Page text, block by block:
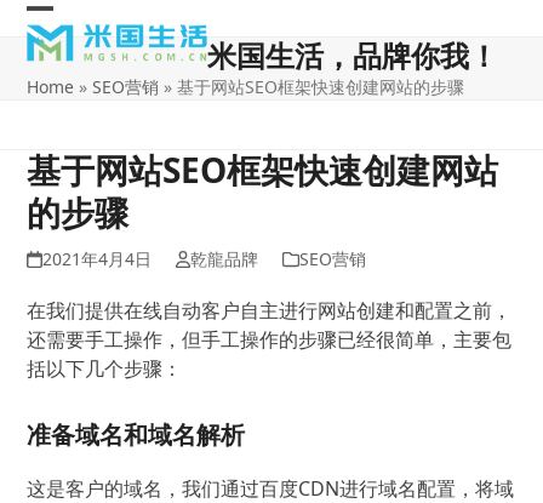
Skip
content
Open
mobile
Close
mobile
米国生活，品牌你我！
Home »SEO营销 »基于网站SEO框架快速创建网站的步骤
基于网站SEO框架快速创建网站
的步骤
2021年4月4日 乾龍品牌 SEO营销
在我们提供在线自动客户自主进行网站创建和配置之前，
还需要手工操作，但手工操作的步骤已经很简单，主要包
括以下几个步骤：
准备域名和域名解析
这是客户的域名，我们通过百度CDN进行域名配置，将域